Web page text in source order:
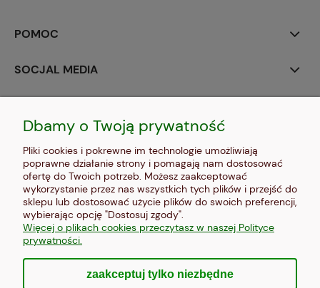
POMOC
SOCJAL MEDIA
INFORMACJE
O NAS
Dbamy o Twoją prywatność
Pliki cookies i pokrewne im technologie umożliwiają
poprawne działanie strony i pomagają nam dostosować
ofertę do Twoich potrzeb. Możesz zaakceptować
wykorzystanie przez nas wszystkich tych plików i przejść do
sklepu lub dostosować użycie plików do swoich preferencji,
wybierając opcję "Dostosuj zgody".
Więcej o plikach cookies przeczytasz w naszej Polityce
prywatności.
zaakceptuj tylko niezbędne